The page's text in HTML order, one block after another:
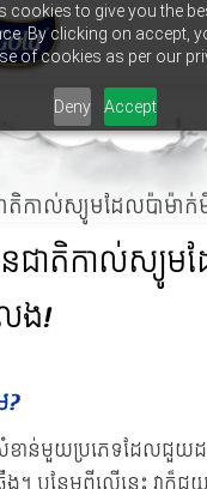
cookies to give you the
By clicking on accept,
of cookies as per our
Deny Accept
ៃជាតិកាល់ស្យូម
ង!
?
សំខាន់មួយប្រភេទដែលជួ